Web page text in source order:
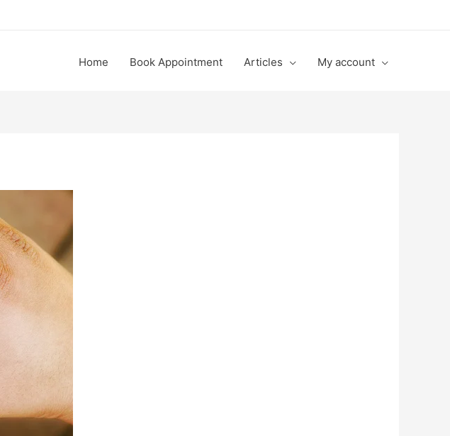
Home Book Appointment Articles My account